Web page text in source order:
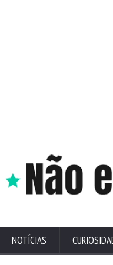
NOTÍCIAS